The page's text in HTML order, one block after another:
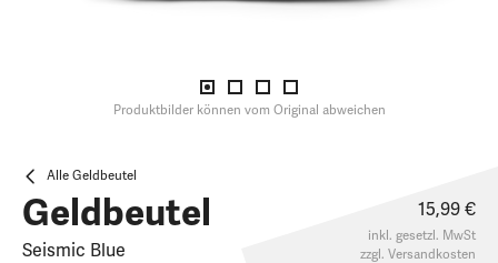
Produktbilder können vom Original abweichen
Alle Geldbeutel
Geldbeutel
Seismic Blue
15,99 €
inkl. gesetzl. MwSt
zzgl. Versandkosten